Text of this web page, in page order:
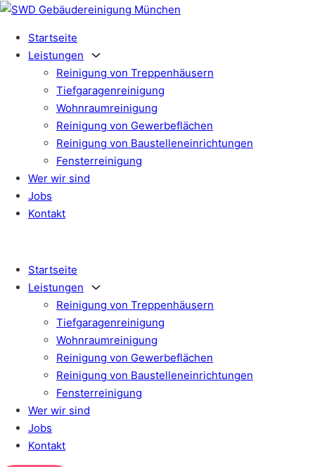
Startseite
Leistungen
Reinigung von Treppenhäusern
Tiefgaragen­reinigung
Wohnraumreinigung
Reinigung von Gewerbeflächen
Reinigung von Baustelleneinrichtungen
Fensterreinigung
Wer wir sind
Jobs
Kontakt
Startseite
Leistungen
Reinigung von Treppenhäusern
Tiefgaragen­reinigung
Wohnraumreinigung
Reinigung von Gewerbeflächen
Reinigung von Baustelleneinrichtungen
Fensterreinigung
Wer wir sind
Jobs
Kontakt